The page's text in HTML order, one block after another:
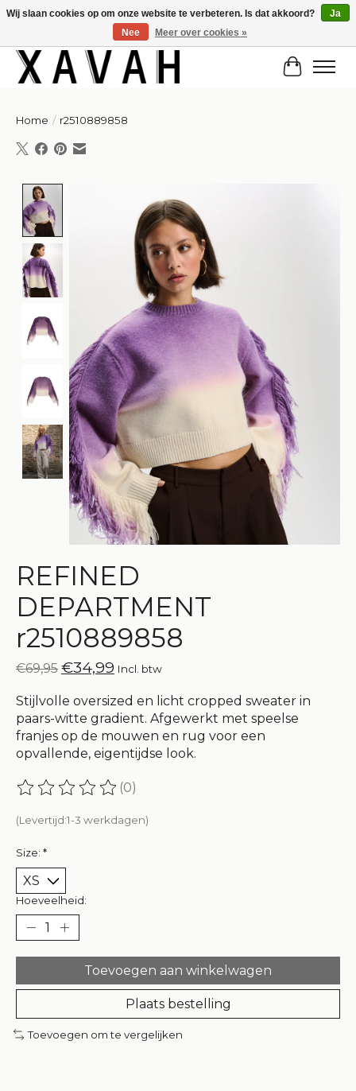
Hi gorgeous! ✨ Kortingscode for 20% off: Summersale!
Home / r2510889858
REFINED
DEPARTMENT
r2510889858
€69,95 €34,99 Incl. btw
Stijlvolle oversized en licht cropped sweater in
paars-witte gradient. Afgewerkt met speelse
franjes op de mouwen en rug voor een
opvallende, eigentijdse look.
De beoordeling van dit product is
(0)
(Levertijd:1-3 werkdagen)
Size: *
Hoeveelheid:
Toevoegen aan winkelwagen
Plaats bestelling
Toevoegen om te vergelijken
Wij slaan cookies op om onze website te verbeteren. Is dat akkoord?
Ja
Nee
Meer over cookies »